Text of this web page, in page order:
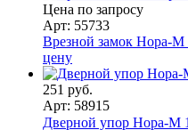
Цена по запросу
Арт: 55733
Врезной замок Нора-М
цену
251 руб.
Арт: 58915
Дверной упор Нора-М